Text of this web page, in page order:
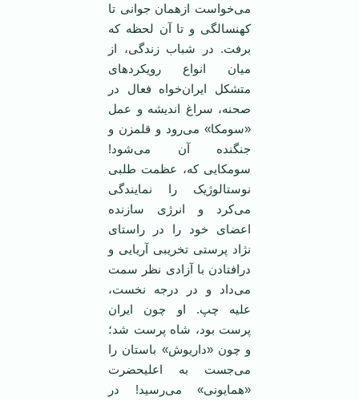
می‌خواست ازهمان جوانی تا
کهنسالگی و تا آن لحظه که
برفت. در شباب زندگی، از
میان انواع رویکردهای
متشکل ایران‌خواه فعال در
صحنه، سراغ اندیشه و عمل
«سومکا» می‌رود و قلمزن و
جنگنده آن می‌شود!
سومکایی که، عظمت طلبی
نوستالوژیک را نمایندگی
می‌کرد و انرژی سازنده
اعضای خود را در راستای
‌نژاد پرستی تخریبی آریایی و
درافتادن با آزادی نظر سمت
می‌داد و در درجه نخست،
علیه چپ. او چون ایران
پرست بود، شاه پرست شد؛
و چون «داریوش» باستان را
می‌جست به اعلیحضرت
«همایونی» می‌رسید! در